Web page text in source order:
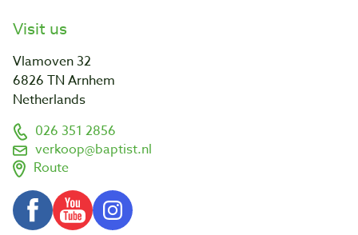
Visit us
Vlamoven 32
6826 TN Arnhem
Netherlands
026 351 2856
verkoop@baptist.nl
Route